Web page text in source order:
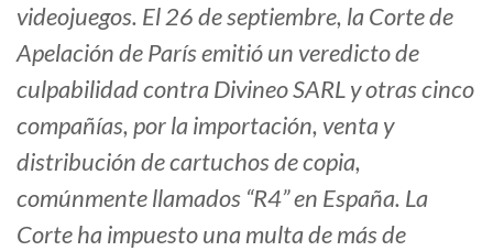
videojuegos. El 26 de septiembre, la Corte de
Apelación de París emitió un veredicto de
culpabilidad contra Divineo SARL y otras cinco
compañías, por la importación, venta y
distribución de cartuchos de copia,
comúnmente llamados “R4” en España. La
Corte ha impuesto una multa de más de